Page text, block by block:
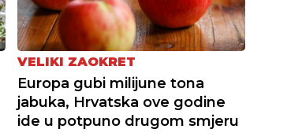
VELIKI ZAOKRET
Europa gubi milijune tona
jabuka, Hrvatska ove godine
ide u potpuno drugom smjeru